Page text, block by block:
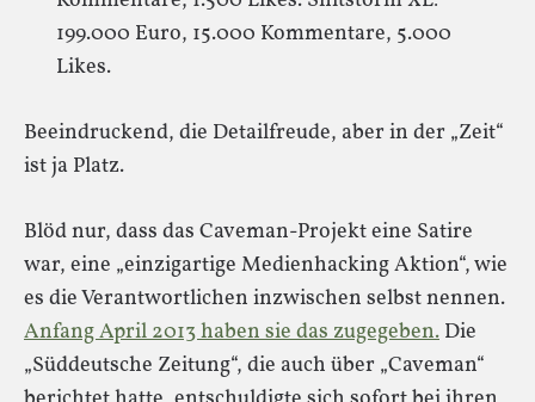
199.000 Euro, 15.000 Kommentare, 5.000
Likes.
Beeindruckend, die Detailfreude, aber in der „Zeit“
ist ja Platz.
Blöd nur, dass das Caveman-Projekt eine Satire
war, eine „einzigartige Medienhacking Aktion“, wie
es die Verantwortlichen inzwischen selbst nennen.
Anfang April 2013 haben sie das zugegeben. Die
„Süddeutsche Zeitung“, die auch über „Caveman“